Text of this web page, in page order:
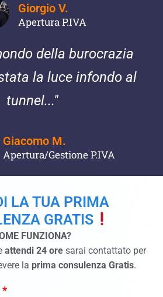
Giorgio V.
Apertura P.IVA
della burocrazia
la luce infondo al
tunnel..."
Giacomo M.
Apertura/Gestione P.IVA
LA TUA PRIMA
GRATIS
FUNZIONA?
attendi 24 ore sarai contattato per
la prima consulenza Gratis.